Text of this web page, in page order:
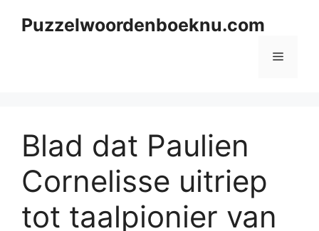
Puzzelwoordenboeknu.com
Menu
Blad dat Paulien
Cornelisse uitriep
tot taalpionier van